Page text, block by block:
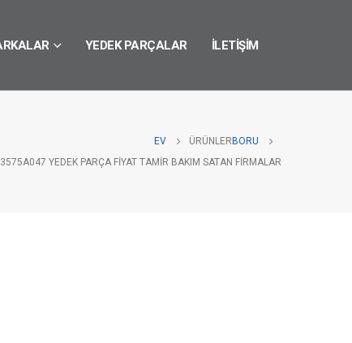
YEDEK PARÇALAR İLETIŞIM
EV ÜRÜNLER BORU
YEDEK PARÇA FIYAT TAMIR BAKIM SATAN FIRMALAR